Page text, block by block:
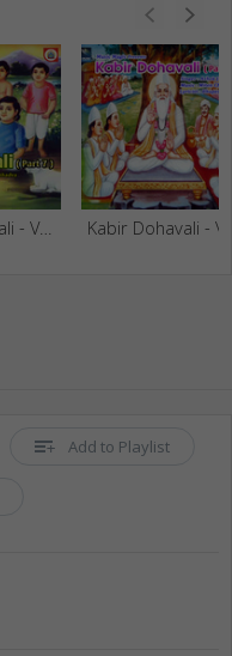
Add to Playlist